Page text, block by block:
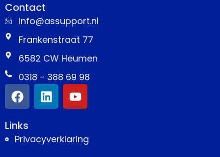
Contact
info@assupport.nl
Frankenstraat 77
6582 CW Heumen
0318 - 388 69 98
Links
Privacyverklaring